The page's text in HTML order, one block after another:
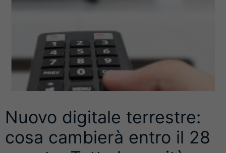
Nuovo digitale terrestre:
cosa cambierà entro il 28